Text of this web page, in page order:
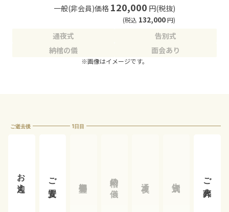
一般(非会員)価格 120,000 円(税抜)
(税込 132,000円)
通夜式
告別式
納棺の儀
面会あり
※画像はイメージです。
ご逝去後 1日目
お迎え ご安置 納棺の儀 ご火葬